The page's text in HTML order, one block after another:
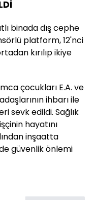
binada dış cephe
platform, 12'nci
kırılıp ikiye
çocukları E.A. ve
ihbarı ile
sevk edildi. Sağlık
hayatını
inşaatta
güvenlik önlemi